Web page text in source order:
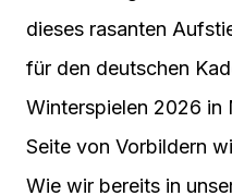
dieses rasanten
für den deutschen
Winterspielen 2026 in
Seite von Vorbildern
Wie wir bereits in